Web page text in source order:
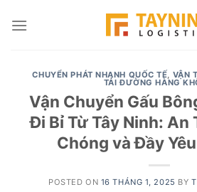
CHUYỂN PHÁT NHANH QUỐC TẾ, VẬN
TẢI ĐƯỜNG HÀNG
Vận Chuyển Gấu
Đi Bỉ Từ Tây Ninh: An
Chóng và Đầy
POSTED ON 16 THÁNG 1, 2025 BY